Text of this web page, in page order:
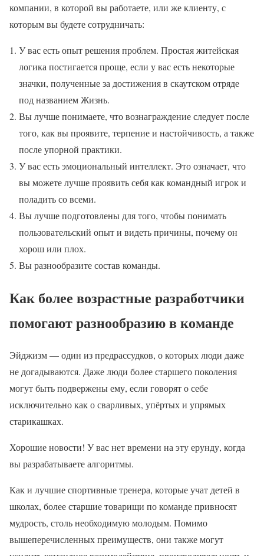
компании, в которой вы работаете, или же клиенту, с
которым вы будете сотрудничать:
У вас есть опыт решения проблем. Простая житейская
логика постигается проще, если у вас есть некоторые
значки, полученные за достижения в скаутском отряде
под названием Жизнь.
Вы лучше понимаете, что вознаграждение следует после
того, как вы проявите, терпение и настойчивость, а также
после упорной практики.
У вас есть эмоциональный интеллект. Это означает, что
вы можете лучше проявить себя как командный игрок и
поладить со всеми.
Вы лучше подготовлены для того, чтобы понимать
пользовательский опыт и видеть причины, почему он
хорош или плох.
Вы разнообразите состав команды.
Как более возрастные разработчики
помогают разнообразию в команде
Эйджизм — один из предрассудков, о которых люди даже
не догадываются. Даже люди более старшего поколения
могут быть подвержены ему, если говорят о себе
исключительно как о сварливых, упёртых и упрямых
старикашках.
Хорошие новости! У вас нет времени на эту ерунду, когда
вы разрабатываете алгоритмы.
Как и лучшие спортивные тренера, которые учат детей в
школах, более старшие товарищи по команде привносят
мудрость, столь необходимую молодым. Помимо
вышеперечисленных преимуществ, они также могут